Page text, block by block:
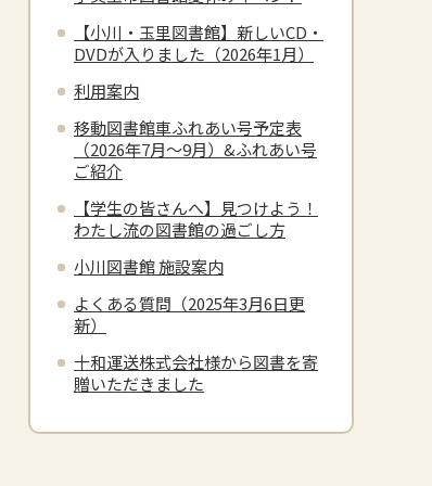
【小川・玉里図書館】新しいCD・
DVDが入りました（2026年1月）
利用案内
移動図書館車ふれあい号予定表
（2026年7月～9月）&ふれあい号
ご紹介
【学生の皆さんへ】見つけよう！
わたし流の図書館の過ごし方
小川図書館 施設案内
よくある質問（2025年3月6日更
新）
十和運送株式会社様から図書を寄
贈いただきました